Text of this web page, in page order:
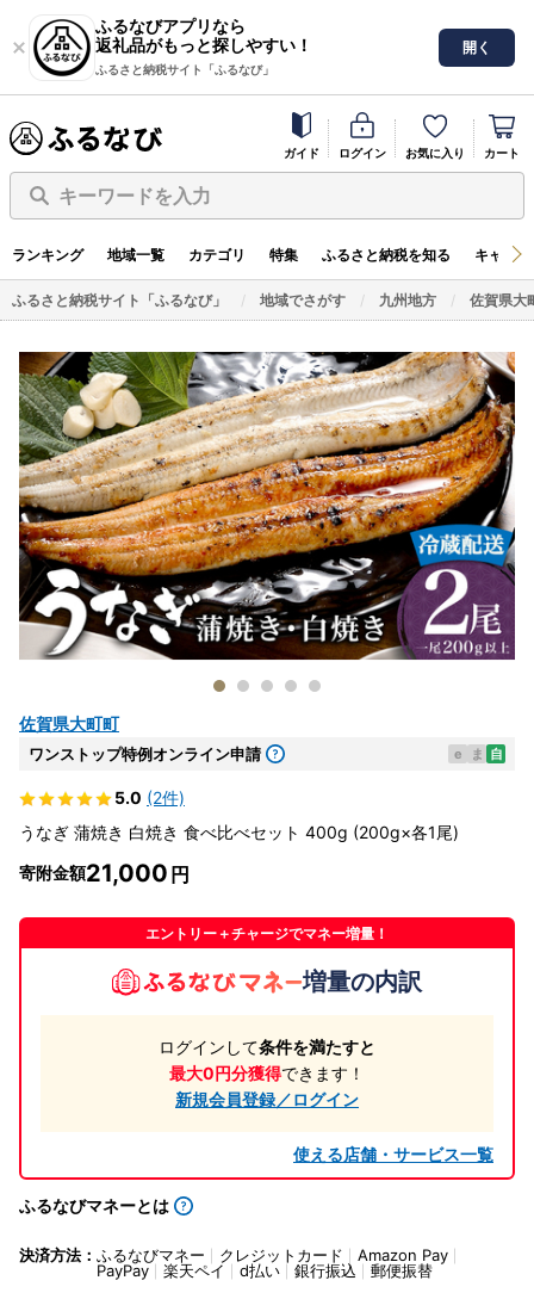
ふるなびアプリなら
返礼品がもっと探しやすい！
ふるさと納税サイト「ふるなび」
開く
ガイド ログイン お気に入り カート
キーワードを入力
ランキング 地域一覧 カテゴリ 特集 ふるさと納税を知る キャン
ふるさと納税サイト「ふるなび」 地域でさがす 九州地方 佐賀県大
佐賀県大町町
ワンストップ特例オンライン申請 e ま 自
5.0 (2件)
うなぎ 蒲焼き 白焼き 食べ比べセット 400g (200g×各1尾)
寄附金額21,000
エントリー＋チャージでマネー増量！
増量の内訳
ログインして条件を満たすと
最大0円分獲得できます！
新規会員登録／ログイン
使える店舗・サービス一覧
ふるなびマネーとは
決済方法： ふるなびマネー クレジットカード
Amazon Pay
PayPay
楽天ペイ d払い 銀行振込 郵便振替